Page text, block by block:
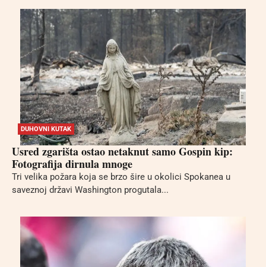
DUHOVNI KUTAK
Usred zgarišta ostao netaknut samo Gospin kip:
Fotografija dirnula mnoge
Tri velika požara koja se brzo šire u okolici Spokanea u
saveznoj državi Washington progutala...